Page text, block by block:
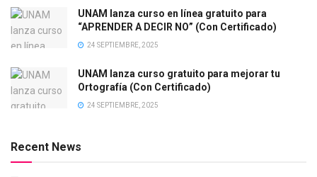
UNAM lanza curso en línea gratuito para
“APRENDER A DECIR NO” (Con Certificado)
24 SEPTIEMBRE, 2025
UNAM lanza curso gratuito para mejorar tu
Ortografía (Con Certificado)
24 SEPTIEMBRE, 2025
Recent News